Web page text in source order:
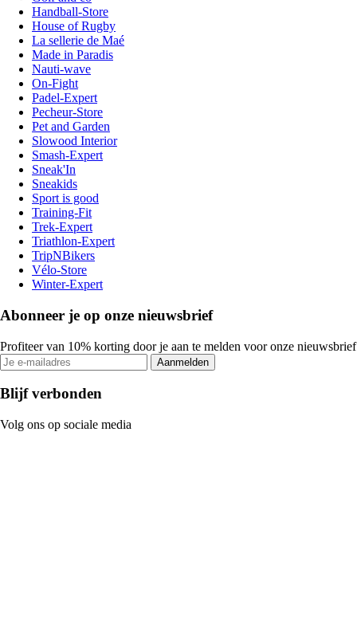
Handball-Store
House of Rugby
La sellerie de Maé
Made in Paradis
Nauti-wave
On-Fight
Padel-Expert
Pecheur-Store
Pet and Garden
Slowood Interior
Smash-Expert
Sneak'In
Sneakids
Sport is good
Training-Fit
Trek-Expert
Triathlon-Expert
TripNBikers
Vélo-Store
Winter-Expert
Abonneer je op onze nieuwsbrief
Profiteer van 10% korting door je aan te melden voor onze nieuwsbrief
Aanmelden
Blijf verbonden
Volg ons op sociale media